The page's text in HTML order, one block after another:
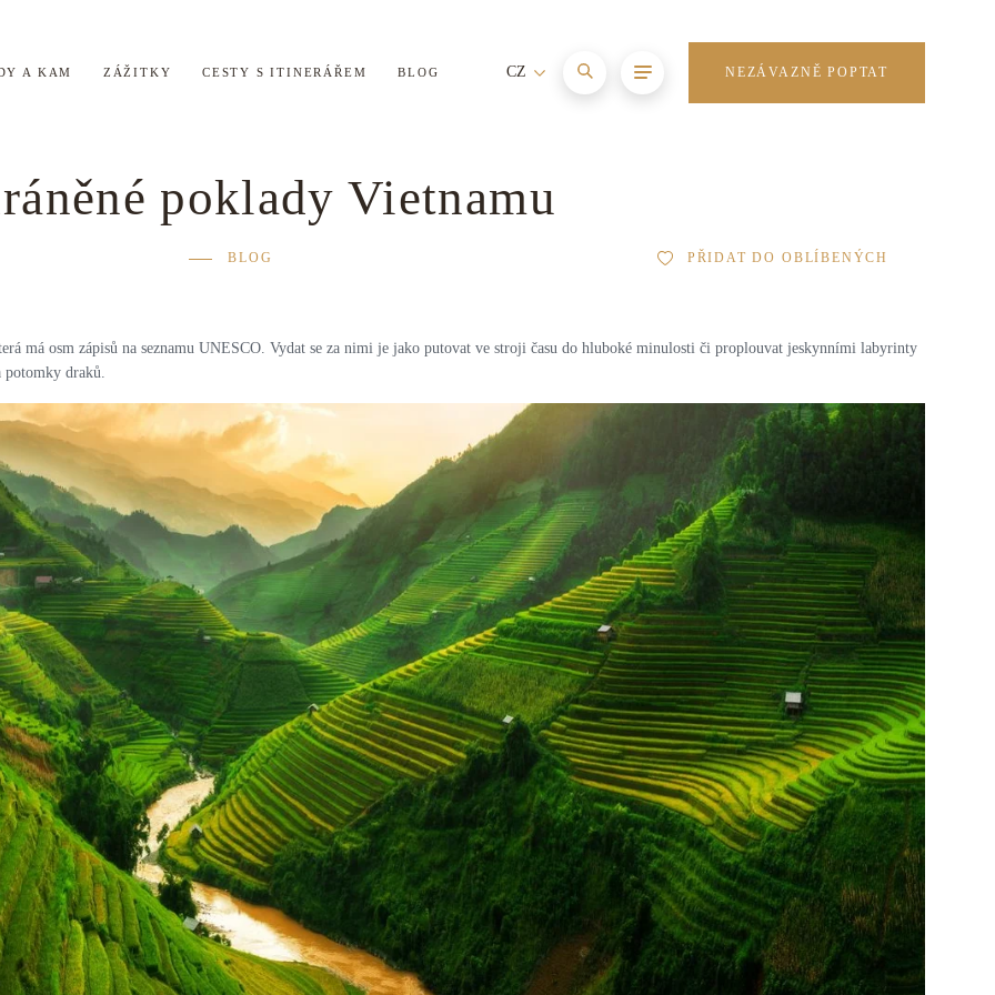
A KAM ZÁŽITKY CESTY S ITINERÁŘEM BLOG CZ NEZÁVAZNĚ POPTAT
poklady Vietnamu
BLOG PŘIDAT DO OBLÍBENÝCH
má osm zápisů na seznamu UNESCO. Vydat se za nimi je jako putovat ve stroji času do hluboké minulosti či proplouvat jeskynními labyrinty
potomky draků.